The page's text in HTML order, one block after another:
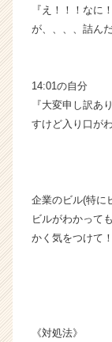
『え！！！なに
が、、、、詰んだ
14:01の自分
『大変申し訳あ
すけど入り口が
企業のビル(特に
ビルがわかって
かく気をつけて
《対処法》